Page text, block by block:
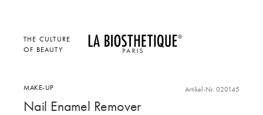
THE CULTURE
OF BEAUTY
MAKE-UP Artikel-Nr. 020145
Nail Enamel Remover